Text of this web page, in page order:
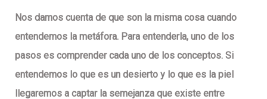
Nos damos cuenta de que son la misma cosa cuando
entendemos la metáfora. Para entenderla, uno de los
pasos es comprender cada uno de los conceptos. Si
entendemos lo que es un desierto y lo que es la piel
llegaremos a captar la semejanza que existe entre